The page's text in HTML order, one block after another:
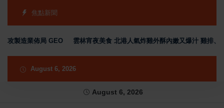
焦點新聞
製造業佈局 GEO 雲林宵夜美食 北港人氣炸雞外酥內嫩又爆汁 雞排、小點
August 6, 2026
August 6, 2026